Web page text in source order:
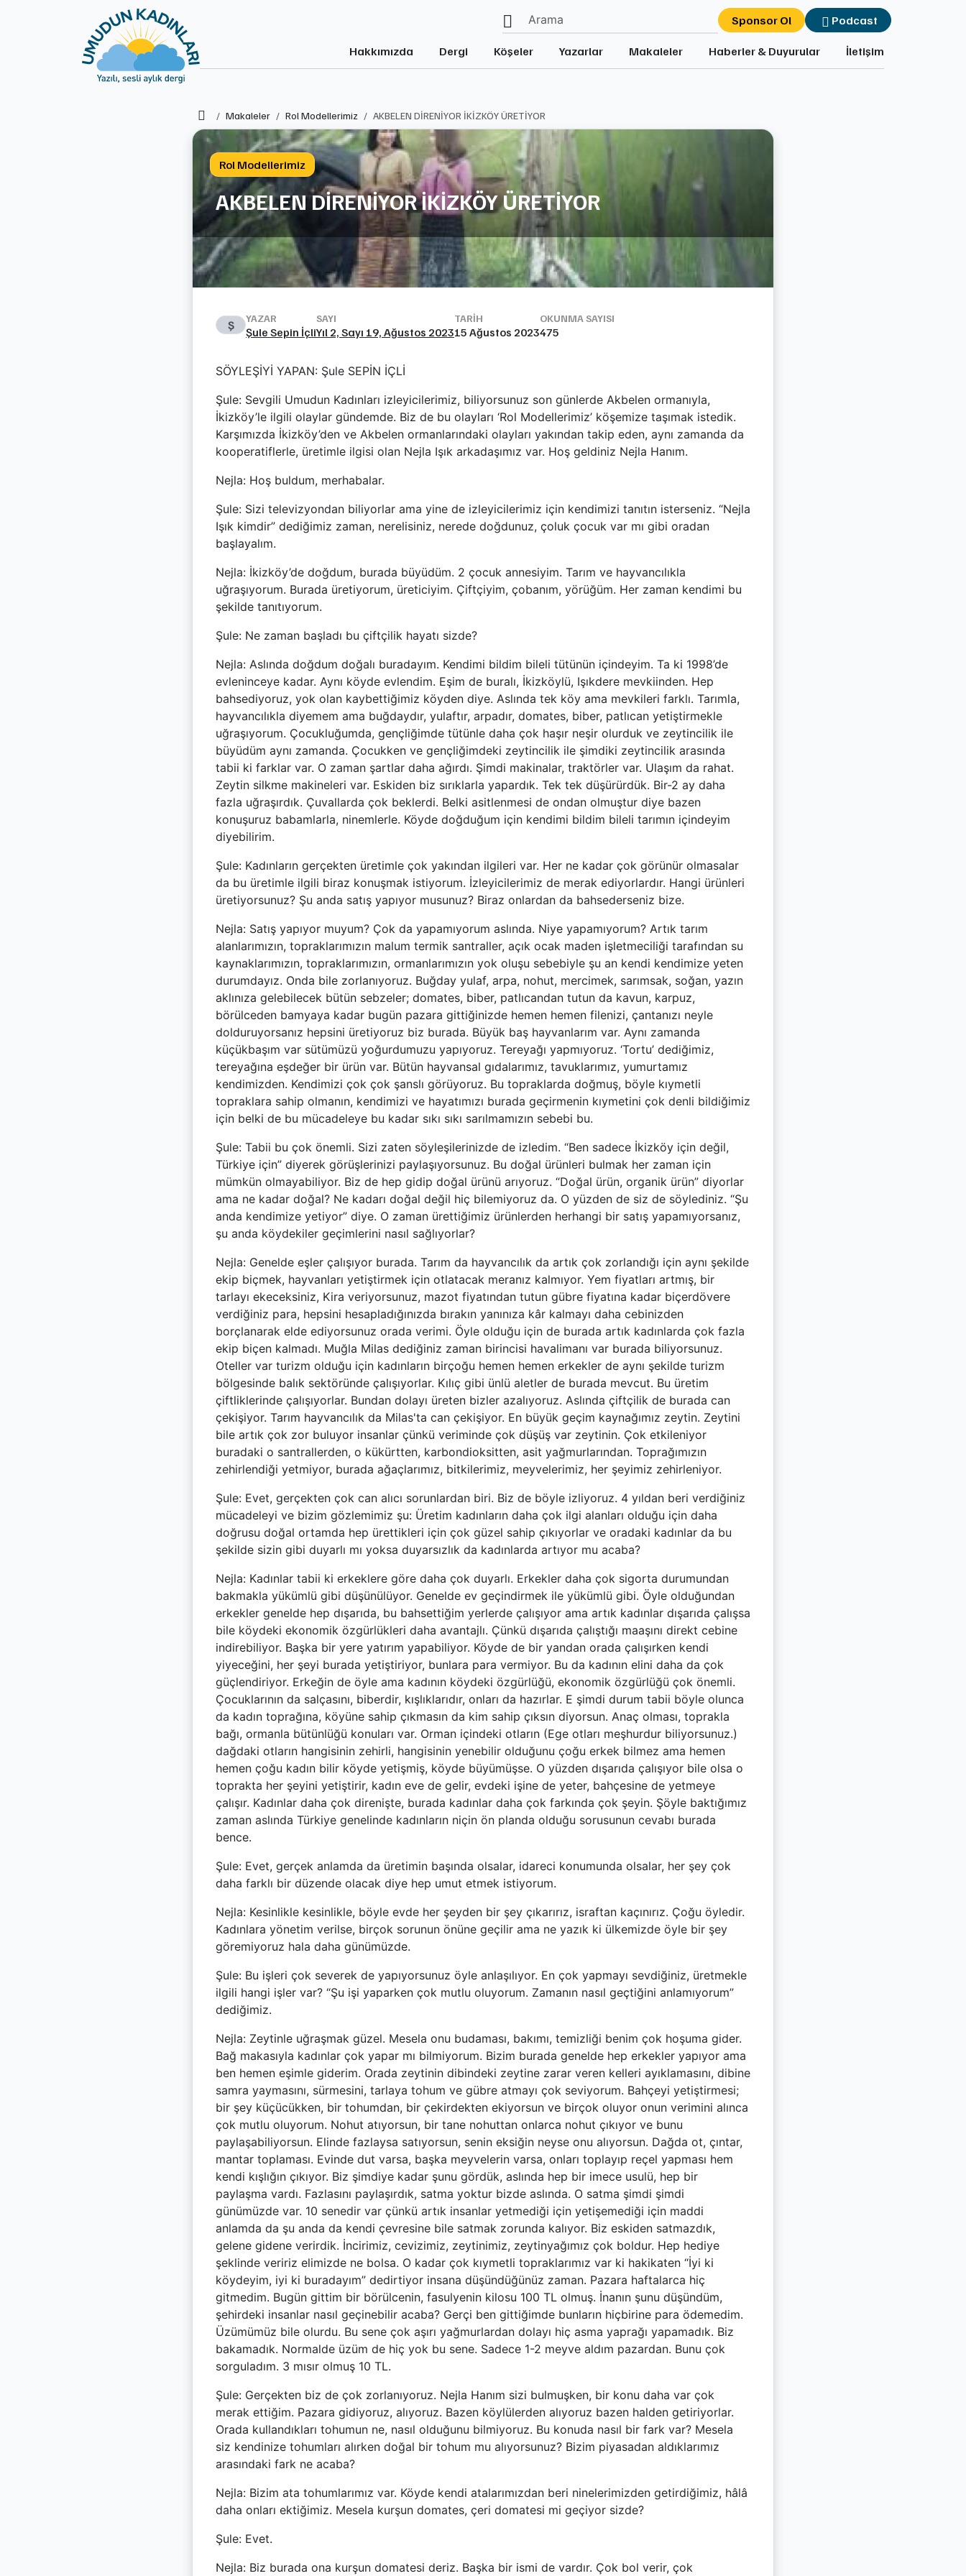
Sponsor Ol Podcast
Hakkımızda Dergi Köşeler Yazarlar Makaleler Haberler & Duyurular İletişim
Ana SayfaMakaleler Rol Modellerimiz AKBELEN DİRENİYOR İKİZKÖY ÜRETİYOR
Rol Modellerimiz
AKBELEN DİRENİYOR İKİZKÖY ÜRETİYOR
Ş YAZAR
Şule Sepin İçli
SAYI
Yıl 2, Sayı 19, Ağustos 2023
TARIH
15 Ağustos 2023
OKUNMA SAYISI
475
SÖYLEŞİYİ YAPAN: Şule SEPİN İÇLİ
Şule: Sevgili Umudun Kadınları izleyicilerimiz, biliyorsunuz son günlerde Akbelen ormanıyla,
İkizköy’le ilgili olaylar gündemde. Biz de bu olayları ‘Rol Modellerimiz’ köşemize taşımak istedik.
Karşımızda İkizköy’den ve Akbelen ormanlarındaki olayları yakından takip eden, aynı zamanda da
kooperatiflerle, üretimle ilgisi olan Nejla Işık arkadaşımız var. Hoş geldiniz Nejla Hanım.
Nejla: Hoş buldum, merhabalar.
Şule: Sizi televizyondan biliyorlar ama yine de izleyicilerimiz için kendimizi tanıtın isterseniz. “Nejla
Işık kimdir” dediğimiz zaman, nerelisiniz, nerede doğdunuz, çoluk çocuk var mı gibi oradan
başlayalım.
Nejla: İkizköy’de doğdum, burada büyüdüm. 2 çocuk annesiyim. Tarım ve hayvancılıkla
uğraşıyorum. Burada üretiyorum, üreticiyim. Çiftçiyim, çobanım, yörüğüm. Her zaman kendimi bu
şekilde tanıtıyorum.
Şule: Ne zaman başladı bu çiftçilik hayatı sizde?
Nejla: Aslında doğdum doğalı buradayım. Kendimi bildim bileli tütünün içindeyim. Ta ki 1998’de
evleninceye kadar. Aynı köyde evlendim. Eşim de buralı, İkizköylü, Işıkdere mevkiinden. Hep
bahsediyoruz, yok olan kaybettiğimiz köyden diye. Aslında tek köy ama mevkileri farklı. Tarımla,
hayvancılıkla diyemem ama buğdaydır, yulaftır, arpadır, domates, biber, patlıcan yetiştirmekle
uğraşıyorum. Çocukluğumda, gençliğimde tütünle daha çok haşır neşir olurduk ve zeytincilik ile
büyüdüm aynı zamanda. Çocukken ve gençliğimdeki zeytincilik ile şimdiki zeytincilik arasında
tabii ki farklar var. O zaman şartlar daha ağırdı. Şimdi makinalar, traktörler var. Ulaşım da rahat.
Zeytin silkme makineleri var. Eskiden biz sırıklarla yapardık. Tek tek düşürürdük. Bir-2 ay daha
fazla uğraşırdık. Çuvallarda çok beklerdi. Belki asitlenmesi de ondan olmuştur diye bazen
konuşuruz babamlarla, ninemlerle. Köyde doğduğum için kendimi bildim bileli tarımın içindeyim
diyebilirim.
Şule: Kadınların gerçekten üretimle çok yakından ilgileri var. Her ne kadar çok görünür olmasalar
da bu üretimle ilgili biraz konuşmak istiyorum. İzleyicilerimiz de merak ediyorlardır. Hangi ürünleri
üretiyorsunuz? Şu anda satış yapıyor musunuz? Biraz onlardan da bahsederseniz bize.
Nejla: Satış yapıyor muyum? Çok da yapamıyorum aslında. Niye yapamıyorum? Artık tarım
alanlarımızın, topraklarımızın malum termik santraller, açık ocak maden işletmeciliği tarafından su
kaynaklarımızın, topraklarımızın, ormanlarımızın yok oluşu sebebiyle şu an kendi kendimize yeten
durumdayız. Onda bile zorlanıyoruz. Buğday yulaf, arpa, nohut, mercimek, sarımsak, soğan, yazın
aklınıza gelebilecek bütün sebzeler; domates, biber, patlıcandan tutun da kavun, karpuz,
börülceden bamyaya kadar bugün pazara gittiğinizde hemen hemen filenizi, çantanızı neyle
dolduruyorsanız hepsini üretiyoruz biz burada. Büyük baş hayvanlarım var. Aynı zamanda
küçükbaşım var sütümüzü yoğurdumuzu yapıyoruz. Tereyağı yapmıyoruz. ‘Tortu’ dediğimiz,
tereyağına eşdeğer bir ürün var. Bütün hayvansal gıdalarımız, tavuklarımız, yumurtamız
kendimizden. Kendimizi çok çok şanslı görüyoruz. Bu topraklarda doğmuş, böyle kıymetli
topraklara sahip olmanın, kendimizi ve hayatımızı burada geçirmenin kıymetini çok denli bildiğimiz
için belki de bu mücadeleye bu kadar sıkı sıkı sarılmamızın sebebi bu.
Şule: Tabii bu çok önemli. Sizi zaten söyleşilerinizde de izledim. “Ben sadece İkizköy için değil,
Türkiye için” diyerek görüşlerinizi paylaşıyorsunuz. Bu doğal ürünleri bulmak her zaman için
mümkün olmayabiliyor. Biz de hep gidip doğal ürünü arıyoruz. “Doğal ürün, organik ürün” diyorlar
ama ne kadar doğal? Ne kadarı doğal değil hiç bilemiyoruz da. O yüzden de siz de söylediniz. “Şu
anda kendimize yetiyor” diye. O zaman ürettiğimiz ürünlerden herhangi bir satış yapamıyorsanız,
şu anda köydekiler geçimlerini nasıl sağlıyorlar?
Nejla: Genelde eşler çalışıyor burada. Tarım da hayvancılık da artık çok zorlandığı için aynı şekilde
ekip biçmek, hayvanları yetiştirmek için otlatacak meranız kalmıyor. Yem fiyatları artmış, bir
tarlayı ekeceksiniz, Kira veriyorsunuz, mazot fiyatından tutun gübre fiyatına kadar biçerdövere
verdiğiniz para, hepsini hesapladığınızda bırakın yanınıza kâr kalmayı daha cebinizden
borçlanarak elde ediyorsunuz orada verimi. Öyle olduğu için de burada artık kadınlarda çok fazla
ekip biçen kalmadı. Muğla Milas dediğiniz zaman birincisi havalimanı var burada biliyorsunuz.
Oteller var turizm olduğu için kadınların birçoğu hemen hemen erkekler de aynı şekilde turizm
bölgesinde balık sektöründe çalışıyorlar. Kılıç gibi ünlü aletler de burada mevcut. Bu üretim
çiftliklerinde çalışıyorlar. Bundan dolayı üreten bizler azalıyoruz. Aslında çiftçilik de burada can
çekişiyor. Tarım hayvancılık da Milas'ta can çekişiyor. En büyük geçim kaynağımız zeytin. Zeytini
bile artık çok zor buluyor insanlar çünkü veriminde çok düşüş var zeytinin. Çok etkileniyor
buradaki o santrallerden, o kükürtten, karbondioksitten, asit yağmurlarından. Toprağımızın
zehirlendiği yetmiyor, burada ağaçlarımız, bitkilerimiz, meyvelerimiz, her şeyimiz zehirleniyor.
Şule: Evet, gerçekten çok can alıcı sorunlardan biri. Biz de böyle izliyoruz. 4 yıldan beri verdiğiniz
mücadeleyi ve bizim gözlemimiz şu: Üretim kadınların daha çok ilgi alanları olduğu için daha
doğrusu doğal ortamda hep ürettikleri için çok güzel sahip çıkıyorlar ve oradaki kadınlar da bu
şekilde sizin gibi duyarlı mı yoksa duyarsızlık da kadınlarda artıyor mu acaba?
Nejla: Kadınlar tabii ki erkeklere göre daha çok duyarlı. Erkekler daha çok sigorta durumundan
bakmakla yükümlü gibi düşünülüyor. Genelde ev geçindirmek ile yükümlü gibi. Öyle olduğundan
erkekler genelde hep dışarıda, bu bahsettiğim yerlerde çalışıyor ama artık kadınlar dışarıda çalışsa
bile köydeki ekonomik özgürlükleri daha avantajlı. Çünkü dışarıda çalıştığı maaşını direkt cebine
indirebiliyor. Başka bir yere yatırım yapabiliyor. Köyde de bir yandan orada çalışırken kendi
yiyeceğini, her şeyi burada yetiştiriyor, bunlara para vermiyor. Bu da kadının elini daha da çok
güçlendiriyor. Erkeğin de öyle ama kadının köydeki özgürlüğü, ekonomik özgürlüğü çok önemli.
Çocuklarının da salçasını, biberdir, kışlıklarıdır, onları da hazırlar. E şimdi durum tabii böyle olunca
da kadın toprağına, köyüne sahip çıkmasın da kim sahip çıksın diyorsun. Anaç olması, toprakla
bağı, ormanla bütünlüğü konuları var. Orman içindeki otların (Ege otları meşhurdur biliyorsunuz.)
dağdaki otların hangisinin zehirli, hangisinin yenebilir olduğunu çoğu erkek bilmez ama hemen
hemen çoğu kadın bilir köyde yetişmiş, köyde büyümüşse. O yüzden dışarıda çalışıyor bile olsa o
toprakta her şeyini yetiştirir, kadın eve de gelir, evdeki işine de yeter, bahçesine de yetmeye
çalışır. Kadınlar daha çok direnişte, burada kadınlar daha çok farkında çok şeyin. Şöyle baktığımız
zaman aslında Türkiye genelinde kadınların niçin ön planda olduğu sorusunun cevabı burada
bence.
Şule: Evet, gerçek anlamda da üretimin başında olsalar, idareci konumunda olsalar, her şey çok
daha farklı bir düzende olacak diye hep umut etmek istiyorum.
Nejla: Kesinlikle kesinlikle, böyle evde her şeyden bir şey çıkarırız, israftan kaçınırız. Çoğu öyledir.
Kadınlara yönetim verilse, birçok sorunun önüne geçilir ama ne yazık ki ülkemizde öyle bir şey
göremiyoruz hala daha günümüzde.
Şule: Bu işleri çok severek de yapıyorsunuz öyle anlaşılıyor. En çok yapmayı sevdiğiniz, üretmekle
ilgili hangi işler var? “Şu işi yaparken çok mutlu oluyorum. Zamanın nasıl geçtiğini anlamıyorum”
dediğimiz.
Nejla: Zeytinle uğraşmak güzel. Mesela onu budaması, bakımı, temizliği benim çok hoşuma gider.
Bağ makasıyla kadınlar çok yapar mı bilmiyorum. Bizim burada genelde hep erkekler yapıyor ama
ben hemen eşimle giderim. Orada zeytinin dibindeki zeytine zarar veren kelleri ayıklamasını, dibine
samra yaymasını, sürmesini, tarlaya tohum ve gübre atmayı çok seviyorum. Bahçeyi yetiştirmesi;
bir şey küçücükken, bir tohumdan, bir çekirdekten ekiyorsun ve birçok oluyor onun verimini alınca
çok mutlu oluyorum. Nohut atıyorsun, bir tane nohuttan onlarca nohut çıkıyor ve bunu
paylaşabiliyorsun. Elinde fazlaysa satıyorsun, senin eksiğin neyse onu alıyorsun. Dağda ot, çıntar,
mantar toplaması. Evinde dut varsa, başka meyvelerin varsa, onları toplayıp reçel yapması hem
kendi kışlığın çıkıyor. Biz şimdiye kadar şunu gördük, aslında hep bir imece usulü, hep bir
paylaşma vardı. Fazlasını paylaşırdık, satma yoktur bizde aslında. O satma şimdi şimdi
günümüzde var. 10 senedir var çünkü artık insanlar yetmediği için yetişemediği için maddi
anlamda da şu anda da kendi çevresine bile satmak zorunda kalıyor. Biz eskiden satmazdık,
gelene gidene verirdik. İncirimiz, cevizimiz, zeytinimiz, zeytinyağımız çok boldur. Hep hediye
şeklinde veririz elimizde ne bolsa. O kadar çok kıymetli topraklarımız var ki hakikaten “İyi ki
köydeyim, iyi ki buradayım” dedirtiyor insana düşündüğünüz zaman. Pazara haftalarca hiç
gitmedim. Bugün gittim bir börülcenin, fasulyenin kilosu 100 TL olmuş. İnanın şunu düşündüm,
şehirdeki insanlar nasıl geçinebilir acaba? Gerçi ben gittiğimde bunların hiçbirine para ödemedim.
Üzümümüz bile olurdu. Bu sene çok aşırı yağmurlardan dolayı hiç asma yaprağı yapamadık. Biz
bakamadık. Normalde üzüm de hiç yok bu sene. Sadece 1-2 meyve aldım pazardan. Bunu çok
sorguladım. 3 mısır olmuş 10 TL.
Şule: Gerçekten biz de çok zorlanıyoruz. Nejla Hanım sizi bulmuşken, bir konu daha var çok
merak ettiğim. Pazara gidiyoruz, alıyoruz. Bazen köylülerden alıyoruz bazen halden getiriyorlar.
Orada kullandıkları tohumun ne, nasıl olduğunu bilmiyoruz. Bu konuda nasıl bir fark var? Mesela
siz kendinize tohumları alırken doğal bir tohum mu alıyorsunuz? Bizim piyasadan aldıklarımız
arasındaki fark ne acaba?
Nejla: Bizim ata tohumlarımız var. Köyde kendi atalarımızdan beri ninelerimizden getirdiğimiz, hâlâ
daha onları ektiğimiz. Mesela kurşun domates, çeri domatesi mi geçiyor sizde?
Şule: Evet.
Nejla: Biz burada ona kurşun domatesi deriz. Başka bir ismi de vardır. Çok bol verir, çok